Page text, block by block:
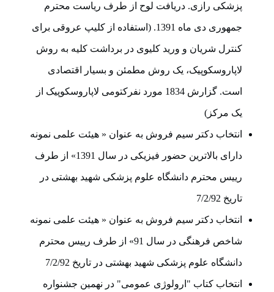
پزشکی رازی. دریافت لوح از طرف ریاست محترم
جمهوری دی ماه 1391. (استفاده از کلیپ عروقی برای
کنترل شریان و ورید کلیوی در برداشت کلیه به روش
لاپاروسکوپیک، یک روش مطمئن و بسیار اقتصادی
است. گزارش 1834 مورد نفرکتومی لاپاروسکوپیک از
یک مرکز)
انتخاب دکتر سیم فروش به عنوان « هیئت علمی نمونه
دارای بالاترین حضور فیزیکی در سال 1391» از طرف
رییس محترم دانشگاه علوم پزشکی شهید بهشتی در
تاریخ 7/2/92
انتخاب دکتر سیم فروش به عنوان « هیئت علمی نمونه
شاخص فرهنگی در سال 91» از طرف رییس محترم
دانشگاه علوم پزشکی شهید بهشتی در تاریخ 7/2/92
انتخاب کتاب "ارولوژی عمومی" در نهمین جشنواره